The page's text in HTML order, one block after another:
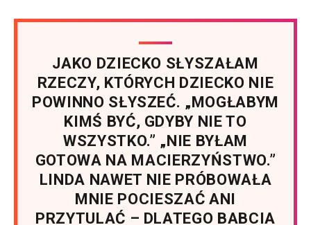
JAKO DZIECKO SŁYSZAŁAM
RZECZY, KTÓRYCH DZIECKO NIE
POWINNO SŁYSZEĆ. „MOGŁABYM
KIMŚ BYĆ, GDYBY NIE TO
WSZYSTKO.” „NIE BYŁAM
GOTOWA NA MACIERZYŃSTWO.”
LINDA NAWET NIE PRÓBOWAŁA
MNIE POCIESZAĆ ANI
PRZYTULAĆ – DLATEGO BABCIA